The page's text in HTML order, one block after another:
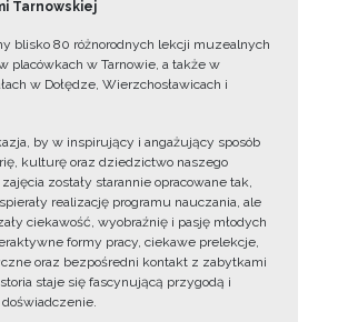
Tarnowskiej
blisko 80 różnorodnych lekcji muzealnych
placówkach w Tarnowie, a także w
w Dołędze, Wierzchosławicach i
by w inspirujący i angażujący sposób
kulturę oraz dziedzictwo naszego
zostały starannie opracowane tak,
realizację programu nauczania, ale
ciekawość, wyobraźnię i pasję młodych
formy pracy, ciekawe prelekcje,
oraz bezpośredni kontakt z zabytkami
staje się fascynującą przygodą i